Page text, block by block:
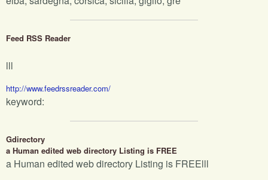
Feed RSS Reader
lll
http://www.feedrssreader.com/
keyword:
Gdirectory
a Human edited web directory Listing is FREE
a Human edited web directory Listing is FREElll